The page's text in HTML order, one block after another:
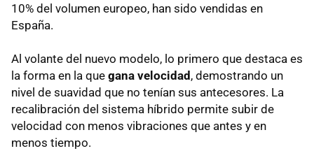
10% del volumen europeo, han sido vendidas en
España.
Al volante del nuevo modelo, lo primero que destaca es
la forma en la que gana velocidad , demostrando un
nivel de suavidad que no tenían sus antecesores. La
recalibración del sistema híbrido permite subir de
velocidad con menos vibraciones que antes y en
menos tiempo.